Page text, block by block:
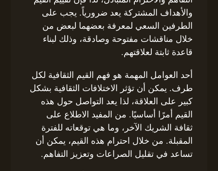
والأهداف المشتركة يعد ضرورياً. يجب على
الطرفين السعي لمعرفة بعضهما لبعض من
خلال مناقشات مفتوحة وصادقة، وذلك لبناء
قاعدة ثابتة لعلاقتهم.
أحد العوامل المهمة هو فهم القيم الثقافية لكل
طرف. يمكن أن تؤثر الاختلافات الثقافية بشكل
كبير على العلاقة، لذا يعد التواصل حول هذه
القيم أمرًا أساسيًا. من المفيد الاطلاع على
ثقافة الشريك الآخر، وما هي توقعاته للفترة
المقبلة. من خلال احترام هذه القيم، يمكن أن
تساعد في تقليل الصراعات وتعزيز التفاهم.